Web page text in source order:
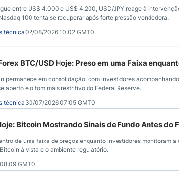
entre US$ 4.000 e US$ 4.200, USD/JPY reage à
100 tenta se recuperar após forte pressão vendedora.
técnica02/08/2026 10:02 GMT0
BTC/USD Hoje: Preso em uma Faixa
permanece em consolidação, com investidores
aberto e o tom mais restritivo do Federal Reserve.
técnica30/07/2026 07:05 GMT0
Bitcoin Mostrando Sinais de Fundo Antes do
de uma faixa de preços enquanto investidores monitoram a
à vista e o ambiente regulatório.
GMT0